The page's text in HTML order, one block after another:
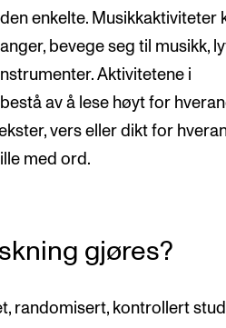
enkelte. Musikkaktiviteter
bevege seg til musikk,
Aktivitetene i
av å lese høyt for
vers eller dikt for
med ord.
gjøres?
randomisert, kontrollert